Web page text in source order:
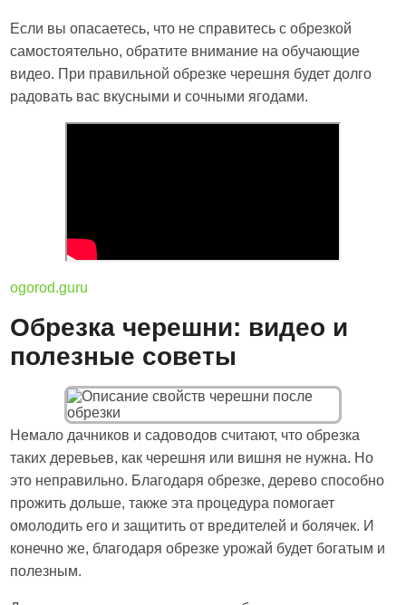
Если вы опасаетесь, что не справитесь с обрезкой
самостоятельно, обратите внимание на обучающие
видео. При правильной обрезке черешня будет долго
радовать вас вкусными и сочными ягодами.
ogorod.guru
Обрезка черешни: видео и
полезные советы
Немало дачников и садоводов считают, что обрезка
таких деревьев, как черешня или вишня не нужна. Но
это неправильно. Благодаря обрезке, дерево способно
прожить дольше, также эта процедура помогает
омолодить его и защитить от вредителей и болячек. И
конечно же, благодаря обрезке урожай будет богатым и
полезным.